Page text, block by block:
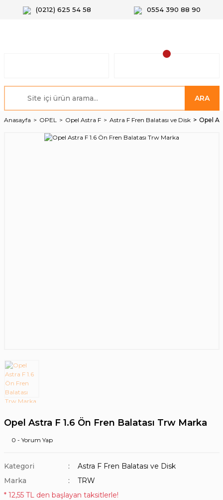
(0212) 625 54 58 0554 390 88 90
ARA
Anasayfa OPEL Opel Astra F Astra F Fren Balatası ve Disk Opel
Opel Astra F 1.6 Ön Fren Balatası Trw Marka
0 - Yorum Yap
Kategori
Astra F Fren Balatası ve Disk
Marka
TRW
* 12,55 TL den başlayan taksitlerle!